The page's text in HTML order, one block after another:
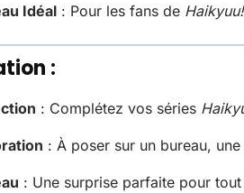
Idéal : Pour les fans de
:
: Complétez vos séries
: À poser sur un bureau,
: Une surprise parfaite pour